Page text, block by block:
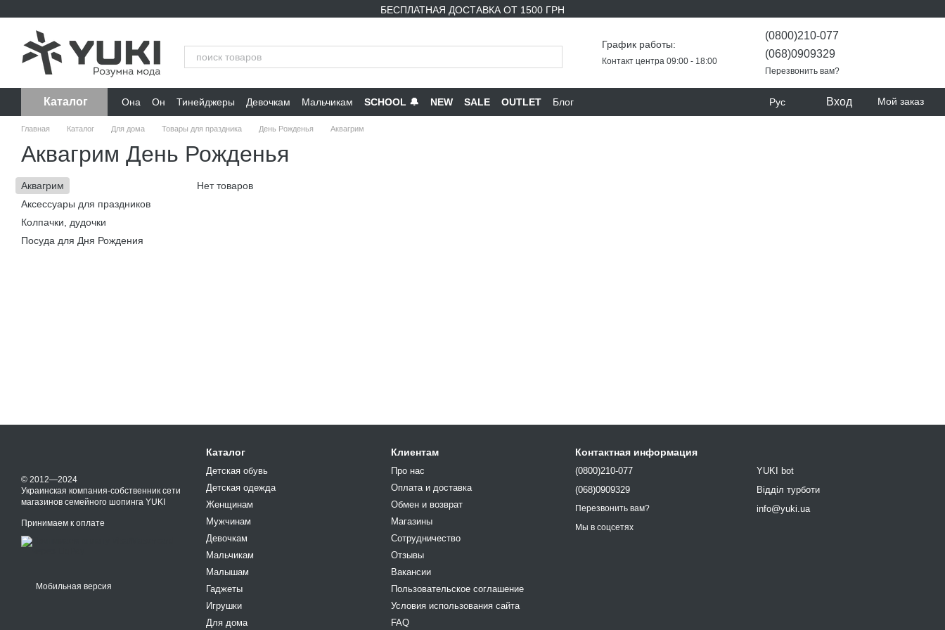
БЕСПЛАТНАЯ ДОСТАВКА ОТ 1500 ГРН
График работы:
Контакт центра 09:00 - 18:00
(0800)210-077
(068)0909329
Перезвонить вам?
Каталог Она Он Тинейджеры Девочкам Мальчикам SCHOOL 🔔 NEW SALE OUTLET Блог Рус Вход Мой заказ
Главная Каталог Для дома Товары для праздника День Рожденья Аквагрим
Аквагрим День Рожденья
Нет товаров
Аквагрим
Аксессуары для праздников
Колпачки, дудочки
Посуда для Дня Рождения
© 2012—2024
Украинская компания-собственник сети
магазинов семейного шопинга YUKI
Принимаем к оплате
Мобильная версия
Каталог
Детская обувь
Детская одежда
Женщинам
Мужчинам
Девочкам
Мальчикам
Малышам
Гаджеты
Игрушки
Для дома
Клиентам
Про нас
Оплата и доставка
Обмен и возврат
Магазины
Сотрудничество
Отзывы
Вакансии
Пользовательское соглашение
Условия использования сайта
FAQ
Контактная информация
(0800)210-077
(068)0909329
Перезвонить вам?
YUKI bot
Відділ турботи
info@yuki.ua
Мы в соцсетях